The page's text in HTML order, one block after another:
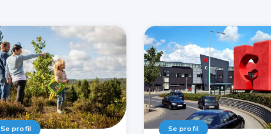
Se profil Se profil